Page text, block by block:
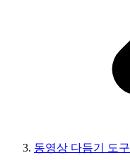
동영상 다듬기 도구